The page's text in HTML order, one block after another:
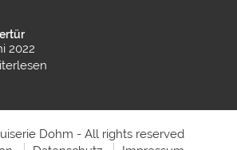
2022
Dohm - All rights reserved